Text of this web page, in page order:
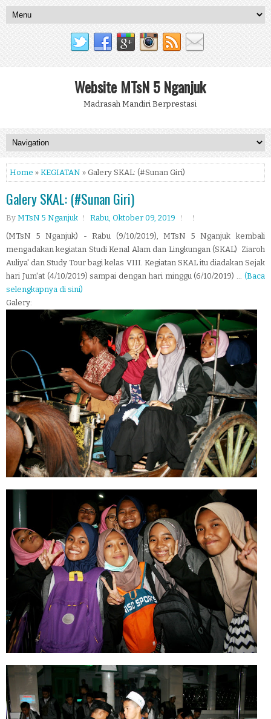
Website MTsN 5 Nganjuk
Madrasah Mandiri Berprestasi
Home » KEGIATAN » Galery SKAL: (#Sunan Giri)
Galery SKAL: (#Sunan Giri)
By MTsN 5 Nganjuk
Rabu, Oktober 09, 2019
(MTsN 5 Nganjuk) - Rabu (9/10/2019), MTsN 5 Nganjuk kembali
mengadakan kegiatan Studi Kenal Alam dan Lingkungan (SKAL) Ziaroh
Auliya' dan Study Tour bagi kelas VIII. Kegiatan SKAL itu diadakan Sejak
hari Jum'at (4/10/2019) sampai dengan hari minggu (6/10/2019) ... (Baca
selengkapnya di sini)
Galery: